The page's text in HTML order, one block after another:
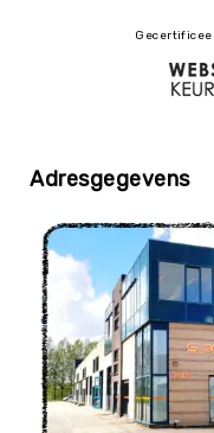
Yoga
Meditatie
Adresgegevens